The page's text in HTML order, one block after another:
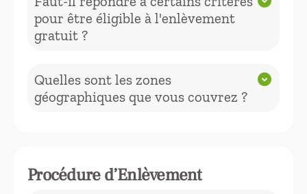
uniquement les autos, mais tout type
de voitures, motos, camions,
utilitaires et bien d'autres véhicules.
pour être éligible à l'enlèvement
gratuit ?
Non il n’y a pas de critère d’éligibilité,
nous enlevons tous les types de VHU.
Quelles sont les zones
géographiques que vous couvrez ?
expand_circle_down
Procédure d’Enlèvement